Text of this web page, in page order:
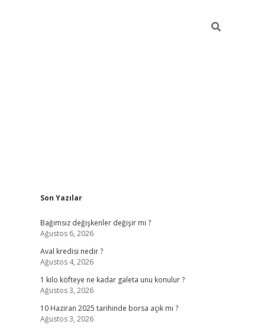
Sidebar
Son Yazılar
Bağımsız değişkenler değişir mi ?
Ağustos 6, 2026
Aval kredisi nedir ?
Ağustos 4, 2026
1 kilo köfteye ne kadar galeta unu konulur ?
Ağustos 3, 2026
10 Haziran 2025 tarihinde borsa açık mı ?
Ağustos 3, 2026